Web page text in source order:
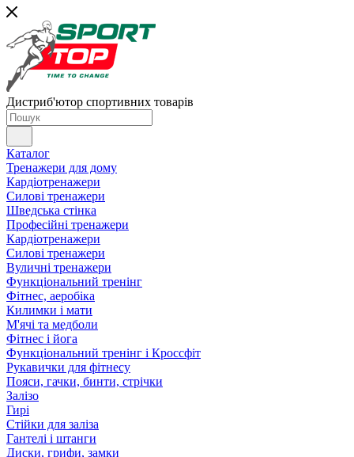
Дистриб'ютор спортивних товарів
Каталог
Тренажери для дому
Кардіотренажери
Силові тренажери
Шведська стінка
Професійні тренажери
Кардіотренажери
Силові тренажери
Вуличні тренажери
Функціональний тренінг
Фітнес, аеробіка
Килимки і мати
М'ячі та медболи
Фітнес і йога
Функціональний тренінг і Кроссфіт
Рукавички для фітнесу
Пояси, гачки, бинти, стрічки
Залізо
Гирі
Стійки для заліза
Гантелі і штанги
Диски, грифи, замки